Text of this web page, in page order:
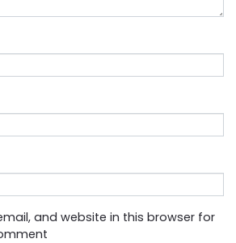
and website in this browser for